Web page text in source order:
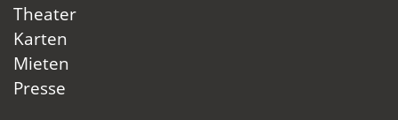
Theater
Karten
Mieten
Presse